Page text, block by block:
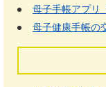
母子手帳アプリ
母子健康手帳の